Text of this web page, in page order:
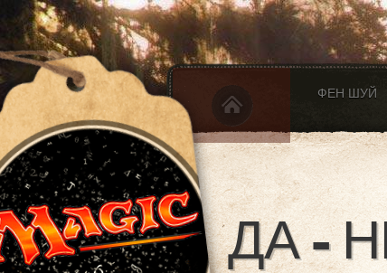
ФЕН ШУЙ
ДА -